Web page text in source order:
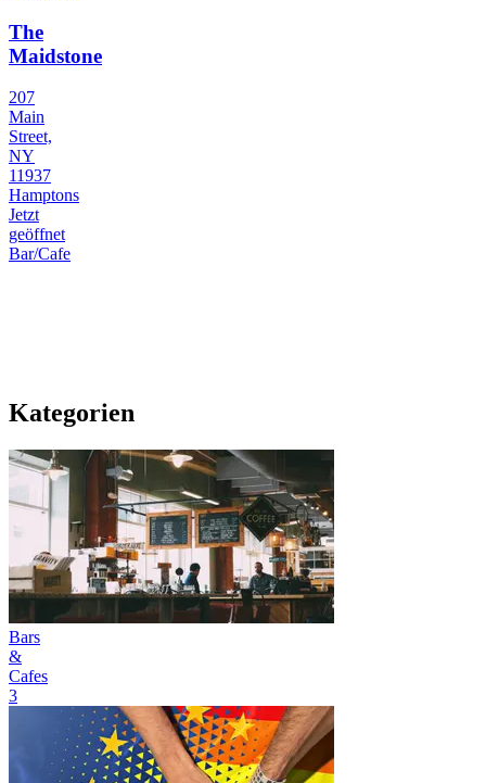
The
Maidstone
207
Main
Street,
NY
11937
Hamptons
Jetzt
geöffnet
Bar/Cafe
Kategorien
Bars
&
Cafes
3